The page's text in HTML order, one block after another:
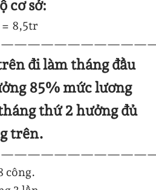
cơ sở:
= 8,5tr
———————————
đi làm tháng đầu
85% mức lương
thứ 2 hưởng đủ
trên.
———————————
công.